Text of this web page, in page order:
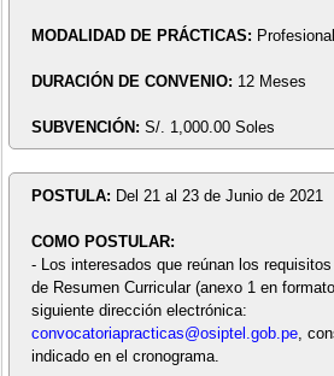
MODALIDAD DE PRÁCTICAS:
DURACIÓN DE CONVENIO: 12 Meses
SUBVENCIÓN: S/. 1,000.00 Soles
POSTULA: Del 21 al 23 de Junio de 2021
COMO POSTULAR:
- Los interesados que reúnan los
de Resumen Curricular (anexo 1 en
siguiente dirección electrónica:
convocatoriapracticas@osiptel.gob.pe,
indicado en el cronograma.